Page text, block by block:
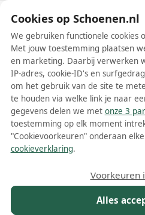
Bruine Skechers
Meer lezen
Model
Cookies op Schoenen.nl
We gebruiken functionele cookies
Met jouw toestemming plaatsen
en marketing. Daarbij verwerken
IP-adres, cookie-ID's en
om het gebruik van de site te
te houden via welke link je naar
gegevens delen we met onze 3
toestemming op elk moment
"Cookievoorkeuren" onderaan
cookieverklaring.
Alles
Voorkeuren